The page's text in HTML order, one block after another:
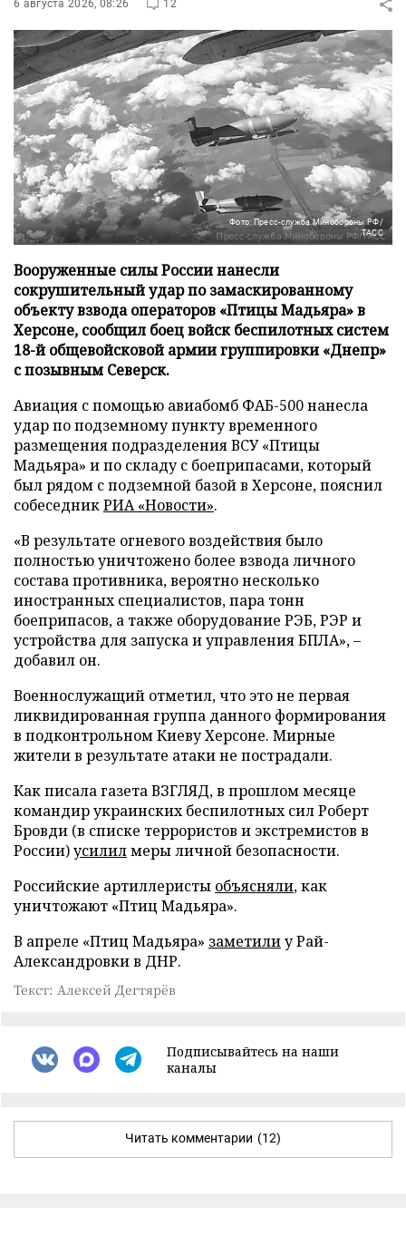
6 августа 2026, 08:26 12
Фото: Пресс-служба Минобороны РФ/
ТАСС
Вооруженные силы России нанесли
сокрушительный удар по замаскированному
объекту взвода операторов «Птицы Мадьяра» в
Херсоне, сообщил боец войск беспилотных систем
18-й общевойсковой армии группировки «Днепр»
с позывным Северск.
Авиация с помощью авиабомб ФАБ-500 нанесла
удар по подземному пункту временного
размещения подразделения ВСУ «Птицы
Мадьяра» и по складу с боеприпасами, который
был рядом с подземной базой в Херсоне, пояснил
собеседникРИА «Новости».
«В результате огневого воздействия было
полностью уничтожено более взвода личного
состава противника, вероятно несколько
иностранных специалистов, пара тонн
боеприпасов, а также оборудование РЭБ, РЭР и
устройства для запуска и управления БПЛА», –
добавил он.
Военнослужащий отметил, что это не первая
ликвидированная группа данного формирования
в подконтрольном Киеву Херсоне. Мирные
жители в результате атаки не пострадали.
Как писала газета ВЗГЛЯД, в прошлом месяце
командир украинских беспилотных сил Роберт
Бровди (в списке террористов и экстремистов в
России)усилилмеры личной безопасности.
Российские артиллеристы объясняли, как
уничтожают «Птиц Мадьяра».
В апреле «Птиц Мадьяра» заметилиу Рай-
Александровки в ДНР.
Текст: Алексей Дегтярёв
Подписывайтесь на наши
каналы
Читать комментарии (12)